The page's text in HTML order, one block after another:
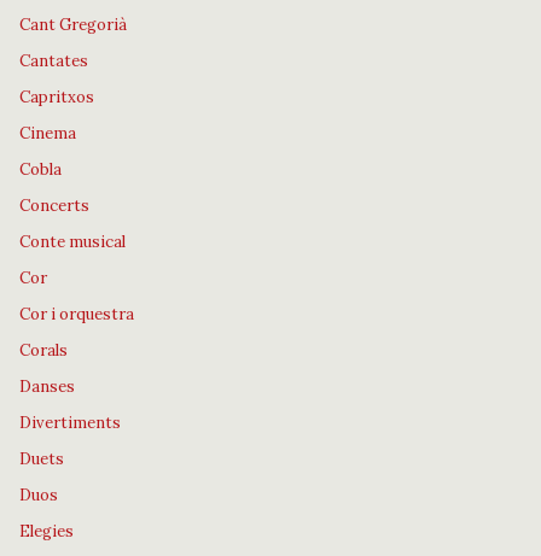
Cant Gregorià
Cantates
Capritxos
Cinema
Cobla
Concerts
Conte musical
Cor
Cor i orquestra
Corals
Danses
Divertiments
Duets
Duos
Elegies